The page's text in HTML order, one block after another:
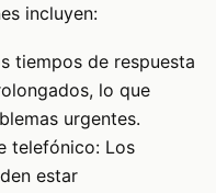
incluyen:
tiempos de respuesta
lo que
urgentes.
telefónico: Los
estar